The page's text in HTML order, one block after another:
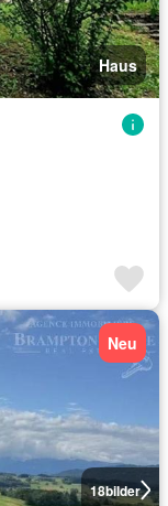
Haus
18bilder
Neu